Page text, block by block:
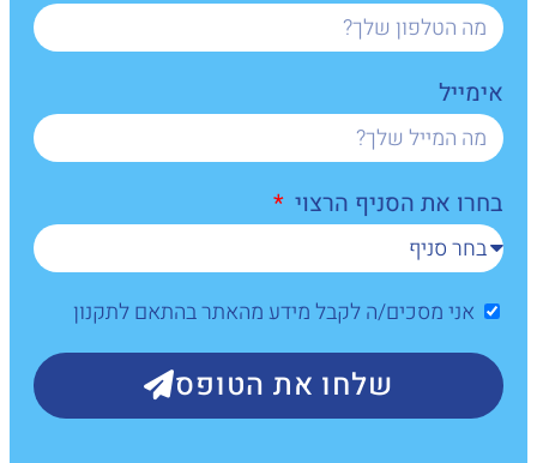
אימייל
בחרו את הסניף הרצוי
אני מסכים/ה לקבל מידע מהאתר בהתאם לתקנון
שלחו את הטופס